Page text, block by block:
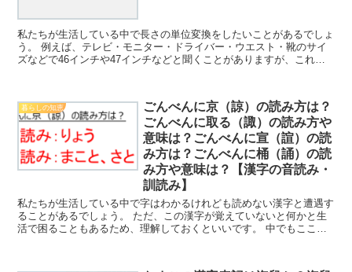
私たちが生活している中で長さの単位変換をしたいことがあるでしょ
う。 例えば、テレビ・モニター・ドライバー・ウエスト・靴のサイ
ズなどで46インチや47インチなどと聞くことがありますが、これら
暮らしの知恵
ごんべんに京（諒）の読み方は？
ごんべんに取る（諏）の読み方や
意味は？ごんべんに宣（諠）の読
み方は？ごんべんに桶（誦）の読
み方や意味は？【漢字の音読み・
訓読み】
私たちが生活している中で字はわかるけれども読めない漢字と遭遇す
ることがあるでしょう。 ただ、この漢字が覚えていないと何かと生
活で困ることもあるため、理解しておくといいです。 中でもここで